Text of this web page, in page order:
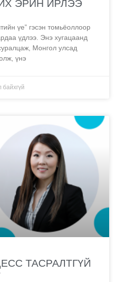
ЭРИН ИРЛЭЭ
үе” гэсэн томьёоллоор
үдлээ. Энэ хугацаанд
Монгол улсад
үнэ
байхгүй
ТАСРАЛТГҮЙ